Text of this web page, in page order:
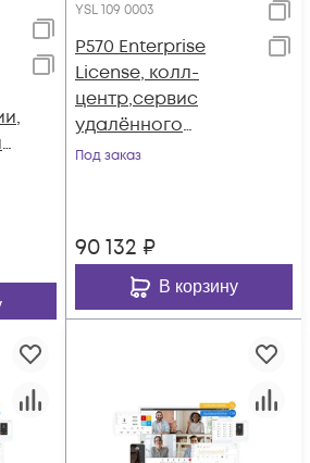
YSL 109 0003
P570 Enterprise
License, колл-
центр,сервис
удалённого
доступа (годовая)
Под заказ
90 132 ₽
В корзину